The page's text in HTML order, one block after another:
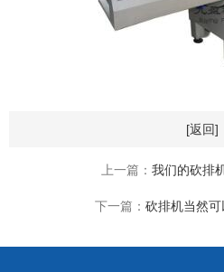
[返回]
上一篇： 我们的砍排
下一篇： 砍排机当然